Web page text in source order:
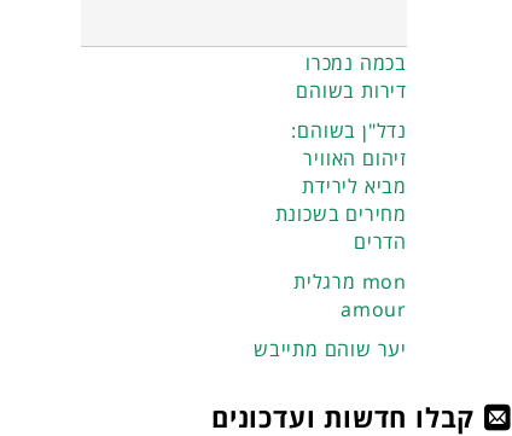
בכמה נמכרו
דירות בשוהם
נדל"ן בשוהם:
זיהום האוויר
מביא לירידת
מחירים בשכונת
הדרים
מרגלית mon
amour
יער שוהם מתייבש
קבלו חדשות ועדכונים